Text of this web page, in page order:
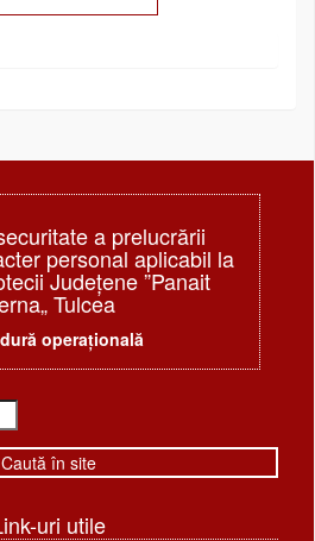
a prelucrării
personal aplicabil la
Judeţene ”Panait
Tulcea
operațională
uri utile